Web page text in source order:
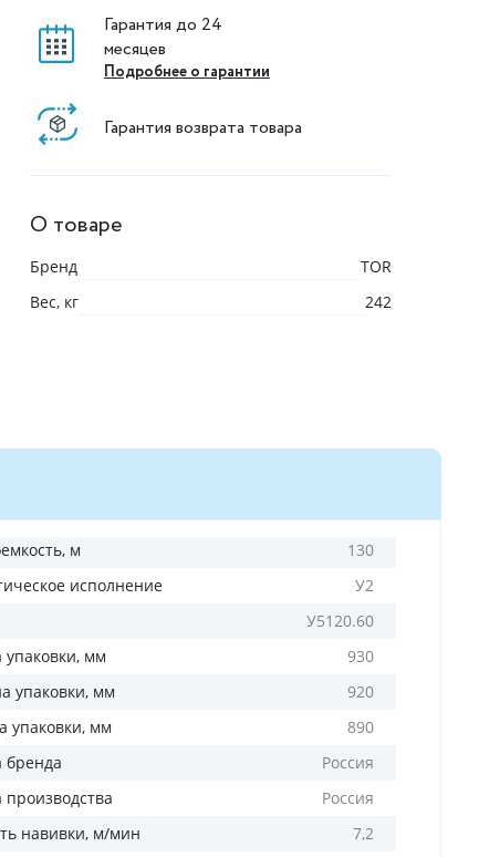
Гарантия до 24
месяцев
Подробнее о гарантии
Гарантия возврата товара
О товаре
Бренд
TOR
Вес, кг
242
м
130
исполнение
У2
У5120.60
упаковки, мм
930
упаковки, мм
920
упаковки, мм
890
бренда
Россия
производства
Россия
навивки, м/мин
7,2